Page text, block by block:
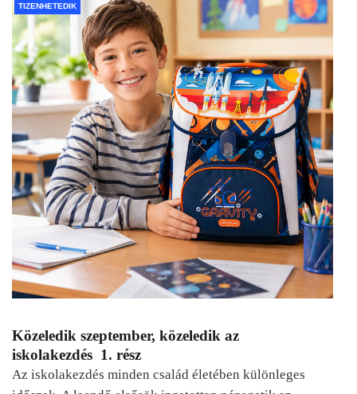
TIZENHETEDIK
Közeledik szeptember, közeledik az
iskolakezdés 1. rész
Az iskolakezdés minden család életében különleges